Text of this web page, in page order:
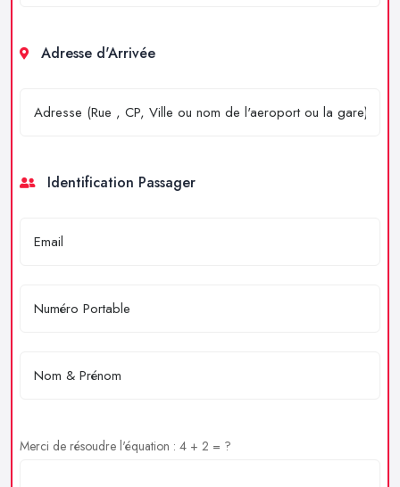
Adresse d'Arrivée
Identification Passager
Merci de résoudre l'équation : 4 + 2 = ?